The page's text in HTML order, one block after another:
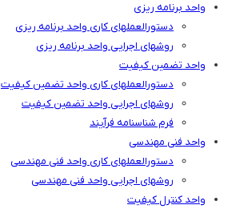
واحد برنامه ریزی
دستورالعملهای کاری واحد برنامه ریزی
روشهای اجرایی واحد برنامه ریزی
واحد تضمین کیفیت
دستورالعملهای کاری واحد تضمین کیفیت
روشهای اجرایی واحد تضمین کیفیت
فرم شناسنامه فرآیند
واحد فنی مهندسی
دستورالعملهای کاری واحد فنی مهندسی
روشهای اجرایی واحد فنی مهندسی
واحد کنترل کیفیت